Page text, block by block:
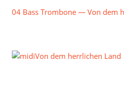
04 Bass Trombone — Von dem
Von dem herrlichen Land